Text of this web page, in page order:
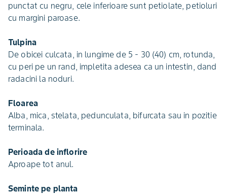
punctat cu negru, cele inferioare sunt petiolate, petioluri
cu margini paroase.
Tulpina
De obicei culcata, in lungime de 5 - 30 (40) cm, rotunda,
cu peri pe un rand, impletita adesea ca un intestin, dand
radacini la noduri.
Floarea
Alba, mica, stelata, pedunculata, bifurcata sau in pozitie
terminala.
Perioada de inflorire
Aproape tot anul.
Seminte pe planta